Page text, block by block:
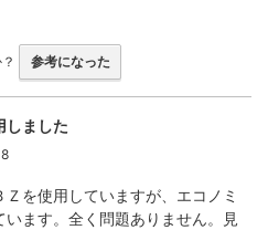
参考になった
しました
5
を使用していますが、エコノミ
ます。全く問題ありません。見